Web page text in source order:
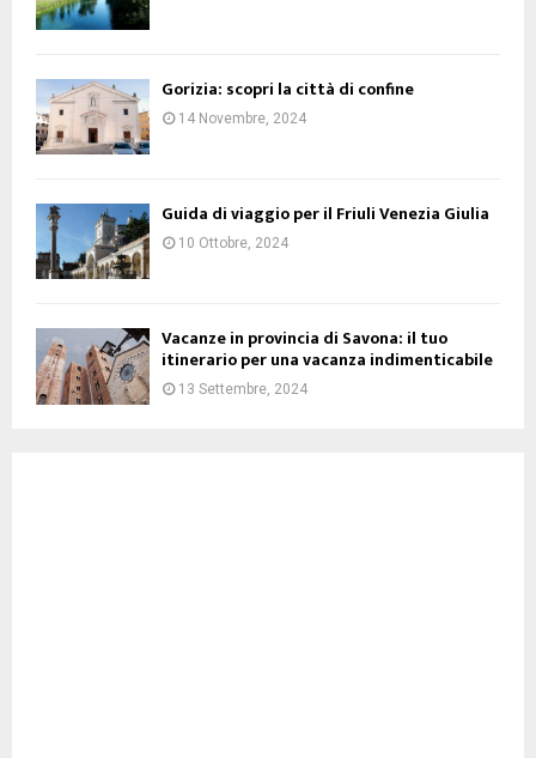
Gorizia: scopri la città di confine
14 Novembre, 2024
Guida di viaggio per il Friuli Venezia Giulia
10 Ottobre, 2024
Vacanze in provincia di Savona: il tuo
itinerario per una vacanza indimenticabile
13 Settembre, 2024